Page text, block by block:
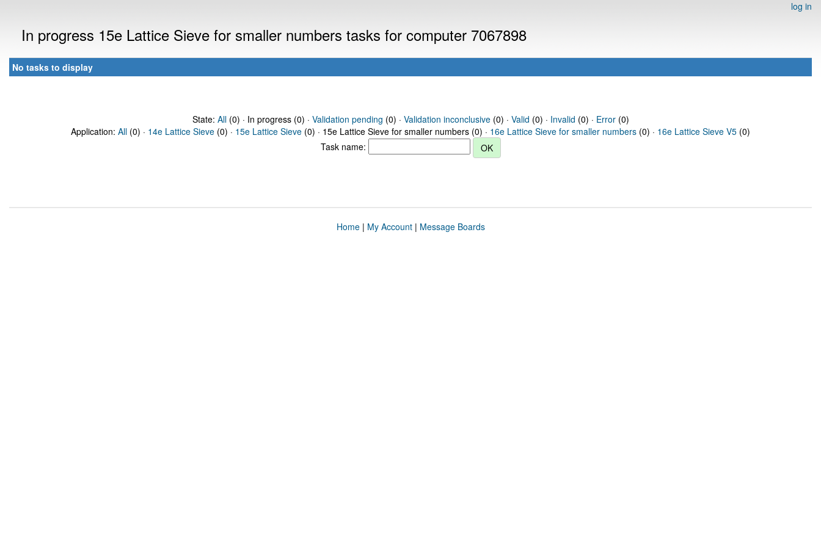
log in
In progress 15e Lattice Sieve for smaller numbers tasks for computer 7067898
No tasks to display
State: All(0) · In progress (0) · Validation pending (0) · Validation inconclusive(0) · Valid (0) · Invalid (0) · Error(0)
Application: All (0) · 14e Lattice Sieve (0) · 15e Lattice Sieve (0) · 15e Lattice Sieve for smaller numbers (0) · 16e Lattice Sieve for smaller numbers (0) · 16e Lattice Sieve V5 (0)
Task name:
Home| My Account| Message Boards